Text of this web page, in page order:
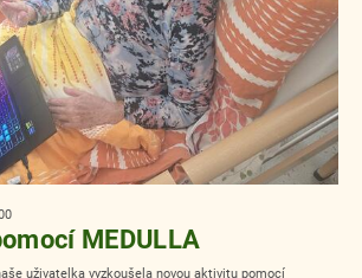
MEDULLA
uživatelka vyzkoušela novou aktivitu pomocí